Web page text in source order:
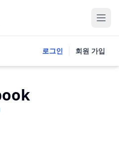
로그인 회원 가입